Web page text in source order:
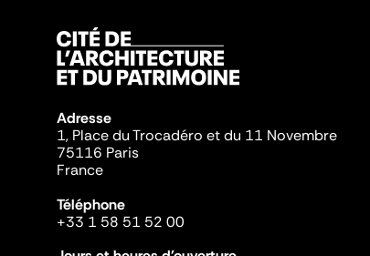
Adresse
1, Place du Trocadéro et du 11 Novembre
75116 Paris
France
Téléphone
+33 1 58 51 52 00